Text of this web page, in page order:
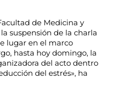
de Medicina y
suspensión de la charla
lugar en el marco
hasta hoy domingo, la
del acto dentro
del estrés», ha